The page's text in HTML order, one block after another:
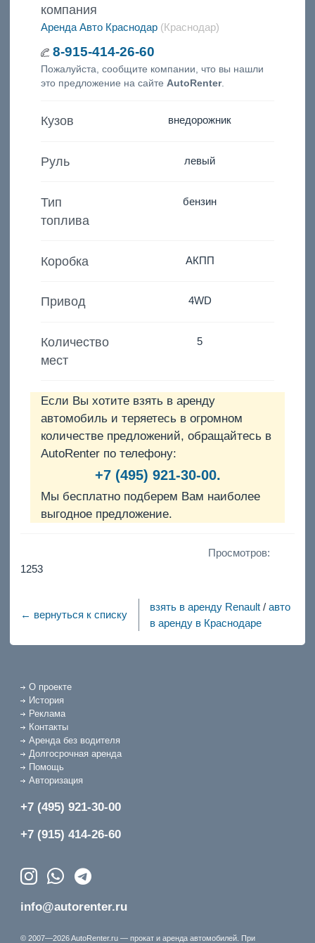
компания
Аренда Авто Краснодар(Краснодар)
8-915-414-26-60
Пожалуйста, сообщите компании, что вы нашли
это предложение на сайте AutoRenter.
Кузов внедорожник
Руль левый
Тип
топлива
бензин
Коробка АКПП
Привод 4WD
Количество
мест
5
Если Вы хотите взять в аренду
автомобиль и теряетесь в огромном
количестве предложений, обращайтесь в
AutoRenter по телефону:
+7 (495) 921-30-00.
Мы бесплатно подберем Вам наиболее
выгодное предложение.
Просмотров:
1253
← вернуться к списку
взять в аренду Renault /авто
в аренду в Краснодаре
О проекте
История
Реклама
Контакты
Аренда без водителя
Долгосрочная аренда
Помощь
Авторизация
+7 (495) 921-30-00
+7 (915) 414-26-60
info@autorenter.ru
© 2007—2026 AutoRenter.ru — прокат и аренда автомобилей. При